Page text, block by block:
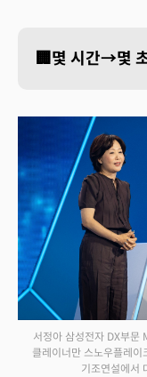
🏢몇 시간→몇
서정아 삼성전자 DX부문
클레이너만 스노우플레
기조연설에서